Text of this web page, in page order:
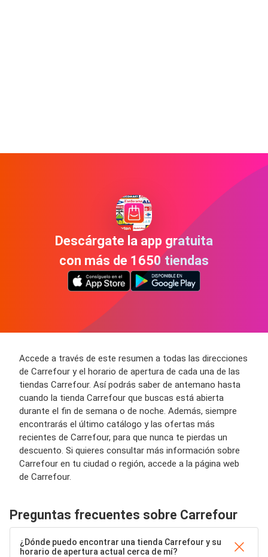
Descárgate la app gratuita
con más de 1650 tiendas
Accede a través de este resumen a todas las direcciones
de Carrefour y el horario de apertura de cada una de las
tiendas Carrefour. Así podrás saber de antemano hasta
cuando la tienda Carrefour que buscas está abierta
durante el fin de semana o de noche. Además, siempre
encontrarás el último catálogo y las ofertas más
recientes de Carrefour, para que nunca te pierdas un
descuento. Si quieres consultar más información sobre
Carrefour en tu ciudad o región, accede a la página web
de Carrefour.
Preguntas frecuentes sobre Carrefour
¿Dónde puedo encontrar una tienda Carrefour y su
horario de apertura actual cerca de mí?